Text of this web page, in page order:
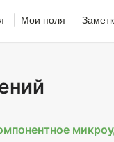
Мои поля